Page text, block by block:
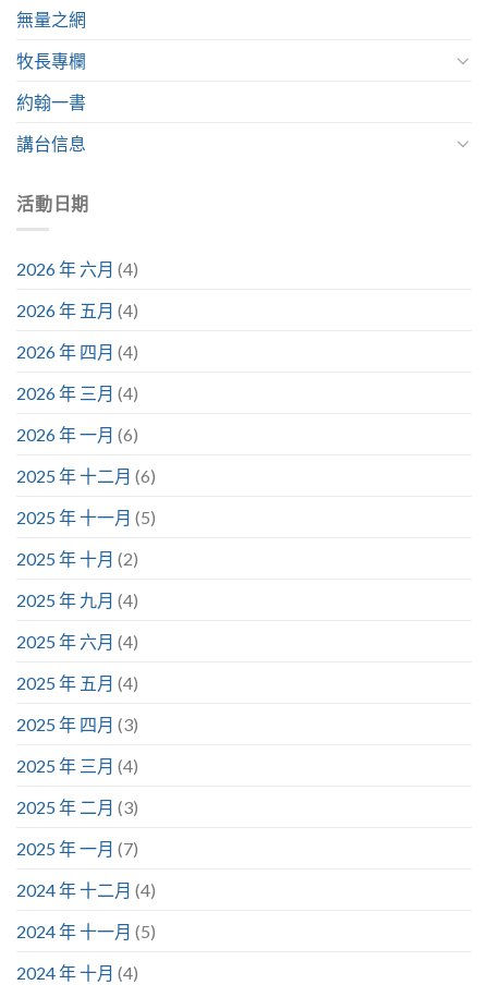
無量之網
牧長專欄
約翰一書
講台信息
活動日期
2026 年 六月 (4)
2026 年 五月 (4)
2026 年 四月 (4)
2026 年 三月 (4)
2026 年 一月 (6)
2025 年 十二月 (6)
2025 年 十一月 (5)
2025 年 十月 (2)
2025 年 九月 (4)
2025 年 六月 (4)
2025 年 五月 (4)
2025 年 四月 (3)
2025 年 三月 (4)
2025 年 二月 (3)
2025 年 一月 (7)
2024 年 十二月 (4)
2024 年 十一月 (5)
2024 年 十月 (4)